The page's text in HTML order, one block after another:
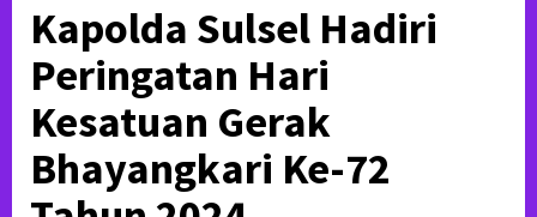
Kapolda Sulsel Hadiri
Peringatan Hari
Kesatuan Gerak
Bhayangkari Ke-72